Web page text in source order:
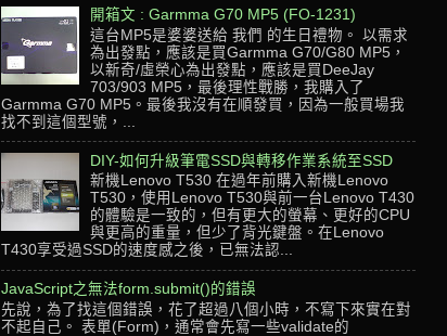
開箱文 : Garmma G70 MP5 (FO-1231)
這台MP5是婆婆送給 我們 的生日禮物。 以需求
為出發點，應該是買Garmma G70/G80 MP5，
以新奇/虛榮心為出發點，應該是買DeeJay
703/903 MP5，最後理性戰勝，我購入了
Garmma G70 MP5。最後我沒有在順發買，因為一般買場我
找不到這個型號，...
DIY-如何升級筆電SSD與轉移作業系統至SSD
新機Lenovo T530 在過年前購入新機Lenovo
T530，使用Lenovo T530與前一台Lenovo T430
的體驗是一致的，但有更大的螢幕、更好的CPU
與更高的重量，但少了背光鍵盤。在Lenovo
T430享受過SSD的速度感之後，已無法認...
JavaScript之無法form.submit()的錯誤
先說，為了找這個錯誤，花了超過八個小時，不寫下來實在對
不起自己。 表單(Form)，通常會先寫一些validate的